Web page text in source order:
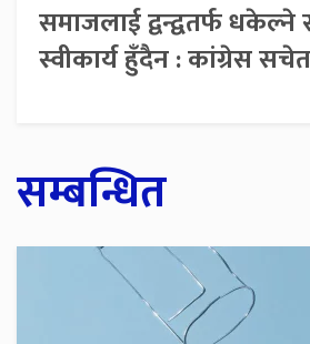
समाजलाई द्वन्द्वतर्फ धकेल्ने
स्वीकार्य हुँदैन : कांग्रेस
सम्बन्धित